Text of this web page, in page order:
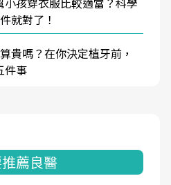
就對了！
貴嗎？在你決定植牙前，
件事
薦良醫